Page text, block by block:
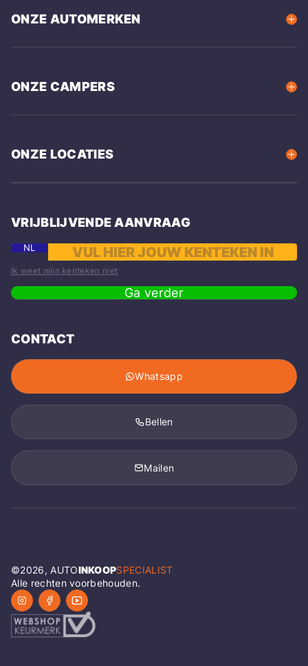
ONZE AUTOMERKEN
ONZE CAMPERS
ONZE LOCATIES
VRIJBLIJVENDE AANVRAAG
NL
Ik weet mijn kenteken niet
Ga verder
CONTACT
Whatsapp
Bellen
Mailen
©2026, AUTOINKOOPSPECIALIST
Alle rechten voorbehouden.